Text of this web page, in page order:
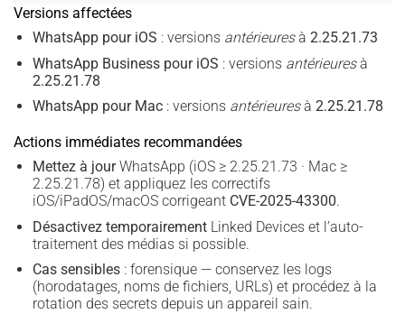
Versions affectées
WhatsApp pour iOS : versions antérieuresà 2.25.21.73
WhatsApp Business pour iOS : versions antérieuresà
2.25.21.78
WhatsApp pour Mac: versions antérieuresà 2.25.21.78
Actions immédiates recommandées
Mettez à jourWhatsApp (iOS ≥ 2.25.21.73 · Mac ≥
2.25.21.78) et appliquez les correctifs
iOS/iPadOS/macOS corrigeant CVE-2025-43300.
Désactivez temporairementLinked Devices et l’auto-
traitement des médias si possible.
Cas sensibles: forensique — conservez les logs
(horodatages, noms de fichiers, URLs) et procédez à la
rotation des secrets depuis un appareil sain.